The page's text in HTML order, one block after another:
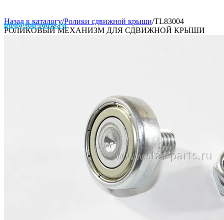
info@stat-parts.ru
Назад к каталогу/Ролики сдвижной крыши/TL83004
РОЛИКОВЫЙ МЕХАНИЗМ ДЛЯ СДВИЖНОЙ КРЫШИ